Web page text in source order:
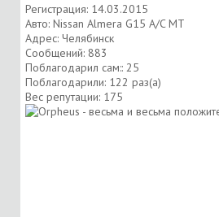
Регистрация: 14.03.2015
Авто: Nissan Almera G15 A/C MT
Адрес: Челябинск
Сообщений: 883
Поблагодарил сам:: 25
Поблагодарили: 122 раз(а)
Вес репутации: 175